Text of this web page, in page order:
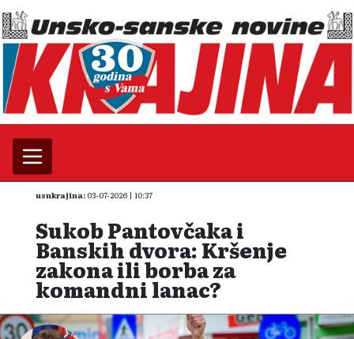
usnkrajina: 03-07-2026 | 10:37
Sukob Pantovčaka i
Banskih dvora: Kršenje
zakona ili borba za
komandni lanac?